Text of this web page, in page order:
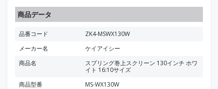
商品データ
品番コード
ZK4-MSWX130W
メーカー名
ケイアイシー
商品名
スプリング巻上スクリーン 130インチ ホワ
イト 16:10サイズ
商品型番
MS-WX130W